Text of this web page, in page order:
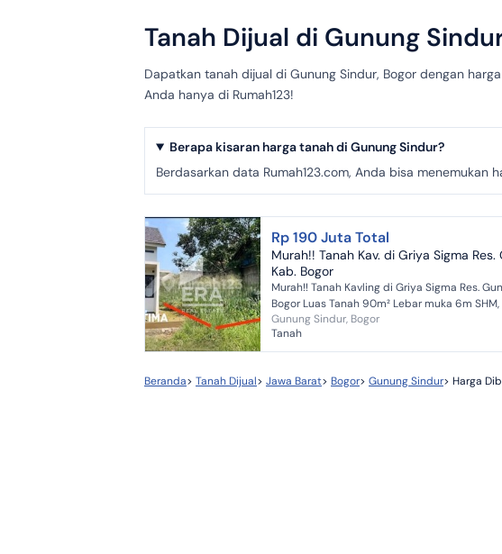
Tanah Dijual di Gunung
Dapatkan tanah dijual di Gunung Sindur, Bogor dengan
Anda hanya di Rumah123!
Berapa kisaran harga tanah di Gunung Sindur?
Berdasarkan data Rumah123.com, Anda bisa menemukan
Rp 190 Juta Total
Murah!! Tanah Kav. di Griya Sigma
Kab. Bogor
Murah!! Tanah Kavling di Griya Sigma Res.
Bogor Luas Tanah 90m² Lebar muka 6m SHM, IMB Harga Jual
Rp 190jt (Nego)
Gunung Sindur, Bogor
Tanah
Beranda> Tanah Dijual> Jawa Barat> Bogor> Gunung Sindur> Harga